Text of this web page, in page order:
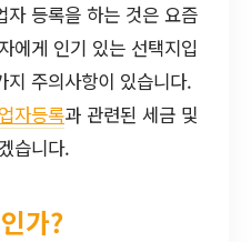
자 등록을 하는 것은 요즘
에게 인기 있는 선택지입
주의사항이 있습니다.
자등록과 관련된 세금 및
습니다.
가?